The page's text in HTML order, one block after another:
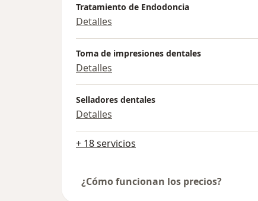
Tratamiento de Endodoncia
Detalles
Toma de impresiones dentales
Detalles
Selladores dentales
Detalles
+ 18 servicios
¿Cómo funcionan los precios?